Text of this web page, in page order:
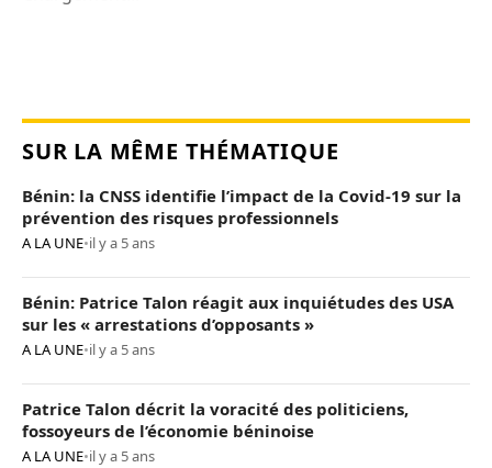
SUR LA MÊME THÉMATIQUE
Bénin: la CNSS identifie l’impact de la Covid-19 sur la
prévention des risques professionnels
A LA UNE•il y a 5 ans
Bénin: Patrice Talon réagit aux inquiétudes des USA
sur les « arrestations d’opposants »
A LA UNE•il y a 5 ans
Patrice Talon décrit la voracité des politiciens,
fossoyeurs de l’économie béninoise
A LA UNE•il y a 5 ans